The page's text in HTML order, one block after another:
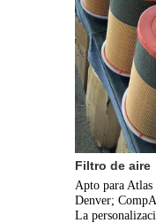
Filtro de aire
Apto para
Denver;
La